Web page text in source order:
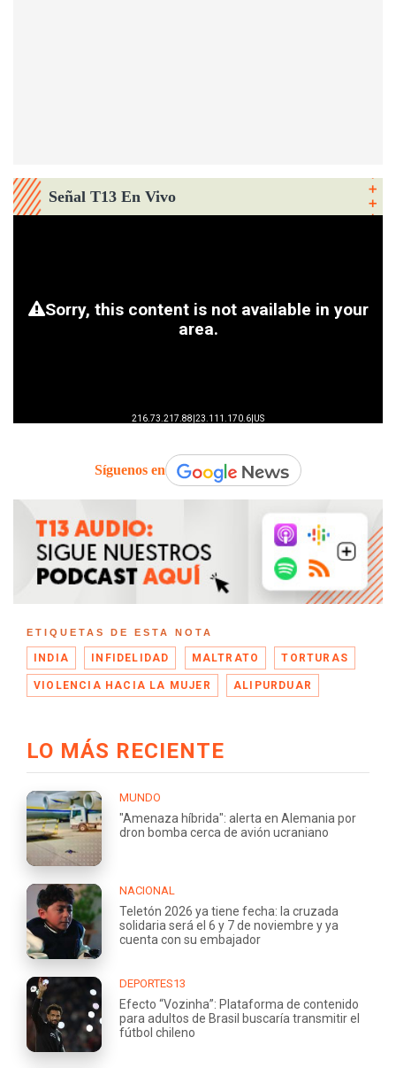
Señal T13 En Vivo
Síguenos en
ETIQUETAS DE ESTA NOTA
INDIA INFIDELIDAD MALTRATO TORTURAS
VIOLENCIA HACIA LA MUJER ALIPURDUAR
LO MÁS RECIENTE
MUNDO
"Amenaza híbrida": alerta en Alemania por
dron bomba cerca de avión ucraniano
NACIONAL
Teletón 2026 ya tiene fecha: la cruzada
solidaria será el 6 y 7 de noviembre y ya
cuenta con su embajador
DEPORTES13
Efecto “Vozinha”: Plataforma de contenido
para adultos de Brasil buscaría transmitir el
fútbol chileno